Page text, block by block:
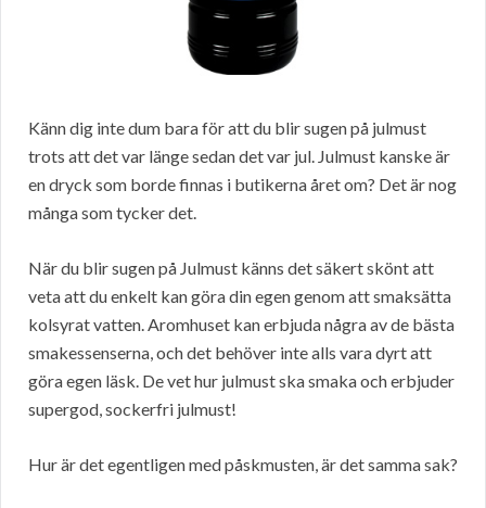
Känn dig inte dum bara för att du blir sugen på julmust
trots att det var länge sedan det var jul. Julmust kanske är
en dryck som borde finnas i butikerna året om? Det är nog
många som tycker det.
När du blir sugen på Julmust känns det säkert skönt att
veta att du enkelt kan göra din egen genom att smaksätta
kolsyrat vatten. Aromhuset kan erbjuda några av de bästa
smakessenserna, och det behöver inte alls vara dyrt att
göra egen läsk. De vet hur julmust ska smaka och erbjuder
supergod, sockerfri julmust!
Hur är det egentligen med påskmusten, är det samma sak?